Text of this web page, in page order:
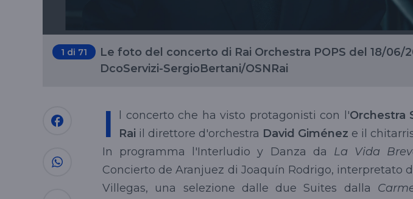
1 di 71
Le foto del concerto di Rai Orchestra POPS del 18/06/
DcoServizi-SergioBertani/OSNRai
I l concerto che ha visto protagonisti con l'Orchestra
Rai il direttore d'orchestra David Giménez e il
In programma l'Interludio y Danza da La Vida
Concierto de Aranjuez di Joaquín Rodrigo, interpretato
Villegas, una selezione dalle due Suites dalla